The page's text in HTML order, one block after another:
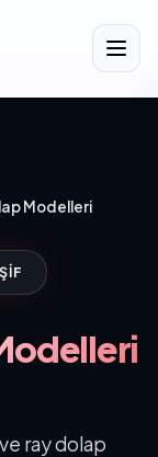
Modelleri
ray dolap